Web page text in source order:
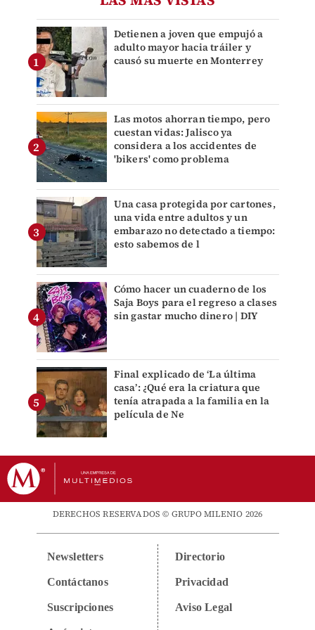
Detienen a joven que empujó a
adulto mayor hacia tráiler y
causó su muerte en Monterrey
Las motos ahorran tiempo, pero
cuestan vidas: Jalisco ya
considera a los accidentes de
'bikers' como problema
Una casa protegida por cartones,
una vida entre adultos y un
embarazo no detectado a tiempo:
esto sabemos de l
Cómo hacer un cuaderno de los
Saja Boys para el regreso a clases
sin gastar mucho dinero | DIY
Final explicado de ‘La última
casa’: ¿Qué era la criatura que
tenía atrapada a la familia en la
película de Ne
DERECHOS RESERVADOS © GRUPO MILENIO 2026
Newsletters
Contáctanos
Suscripciones
Directorio
Privacidad
Aviso Legal